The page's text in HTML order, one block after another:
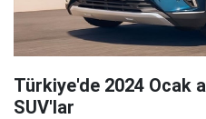
Türkiye'de 2024 Ocak
SUV'lar